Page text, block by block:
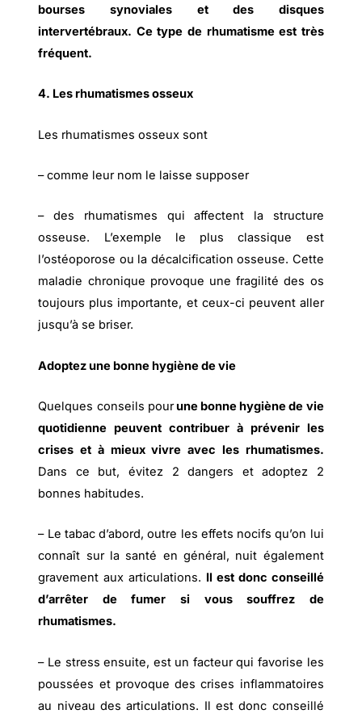
bourses synoviales et des disques
intervertébraux. Ce type de rhumatisme est très
fréquent.
4. Les rhumatismes osseux
Les rhumatismes osseux sont
– comme leur nom le laisse supposer
– des rhumatismes qui affectent la structure
osseuse. L’exemple le plus classique est
l’ostéoporose ou la décalcification osseuse. Cette
maladie chronique provoque une fragilité des os
toujours plus importante, et ceux-ci peuvent aller
jusqu’à se briser.
Adoptez une bonne hygiène de vie
Quelques conseils pourune bonne hygiène de vie
quotidienne peuvent contribuer à prévenir les
crises et à mieux vivre avec les rhumatismes.
Dans ce but, évitez 2 dangers et adoptez 2
bonnes habitudes.
– Le tabac d’abord, outre les effets nocifs qu’on lui
connaît sur la santé en général, nuit également
gravement aux articulations. Il est donc conseillé
d’arrêter de fumer si vous souffrez de
rhumatismes.
– Le stress ensuite, est un facteur qui favorise les
poussées et provoque des crises inflammatoires
au niveau des articulations. Il est donc conseillé